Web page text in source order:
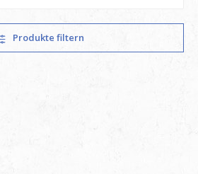
Produkte filtern